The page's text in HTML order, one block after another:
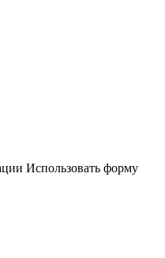
Использовать форму